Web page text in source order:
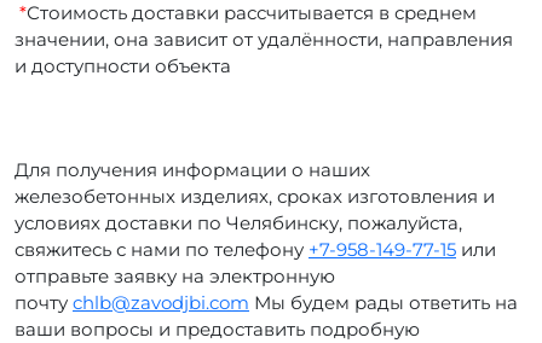
*Стоимость доставки рассчитывается в среднем
значении, она зависит от удалённости, направления
и доступности объекта
Для получения информации о наших
железобетонных изделиях, сроках изготовления и
условиях доставки по Челябинску, пожалуйста,
свяжитесь с нами по телефону +7-958-149-77-15 или
отправьте заявку на электронную
почту chlb@zavodjbi.com Мы будем рады ответить на
ваши вопросы и предоставить подробную